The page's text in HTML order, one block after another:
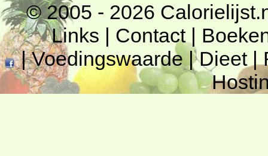
© 2005 - 2026
Links | Contact|
|Voedingswaarde|Dieet|